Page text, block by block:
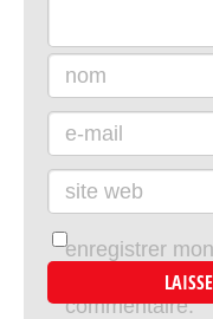
nom
e-mail
site web
enregistrer
site dans le
commentaire.